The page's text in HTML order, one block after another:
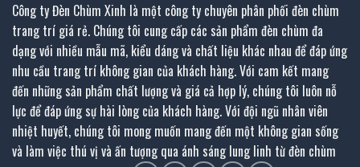
Công ty Đèn Chùm Xinh là một công ty chuyên phân phối đèn chùm
trang trí giá rẻ. Chúng tôi cung cấp các sản phẩm đèn chùm đa
dạng với nhiều mẫu mã, kiểu dáng và chất liệu khác nhau để đáp ứng
nhu cầu trang trí không gian của khách hàng. Với cam kết mang
đến những sản phẩm chất lượng và giá cả hợp lý, chúng tôi luôn nỗ
lực để đáp ứng sự hài lòng của khách hàng. Với đội ngũ nhân viên
nhiệt huyết, chúng tôi mong muốn mang đến một không gian sống
và làm việc thú vị và ấn tượng qua ánh sáng lung linh từ đèn chùm